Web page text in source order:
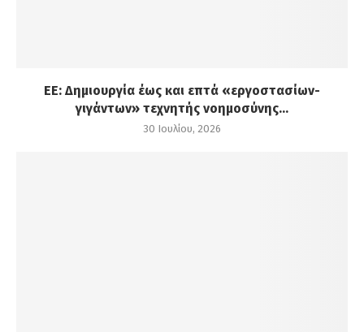
ΕΕ: Δημιουργία έως και επτά «εργοστασίων-
γιγάντων» τεχνητής νοημοσύνης...
30 Ιουλίου, 2026